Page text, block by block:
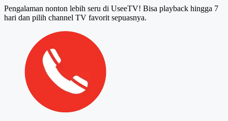
Pengalaman nonton lebih seru di UseeTV! Bisa playback hingga 7
hari dan pilih channel TV favorit sepuasnya.